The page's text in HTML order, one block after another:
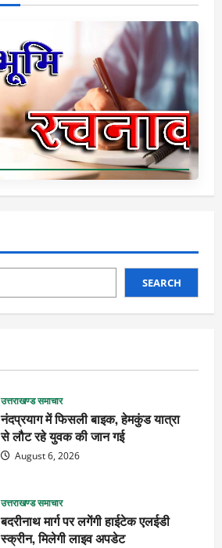
SEARCH
उत्तराखण्ड समाचार
नंदप्रयाग में फिसली बाइक, हेमकुंड यात्रा
से लौट रहे युवक की जान गई
August 6, 2026
उत्तराखण्ड समाचार
बदरीनाथ मार्ग पर लगेंगी हाईटेक एलईडी
स्क्रीन, मिलेगी लाइव अपडेट